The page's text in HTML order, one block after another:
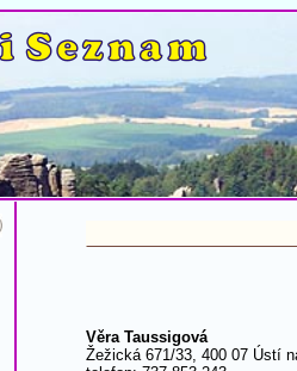
Věra Taussigová
Žežická 671/33, 400 07 Ústí